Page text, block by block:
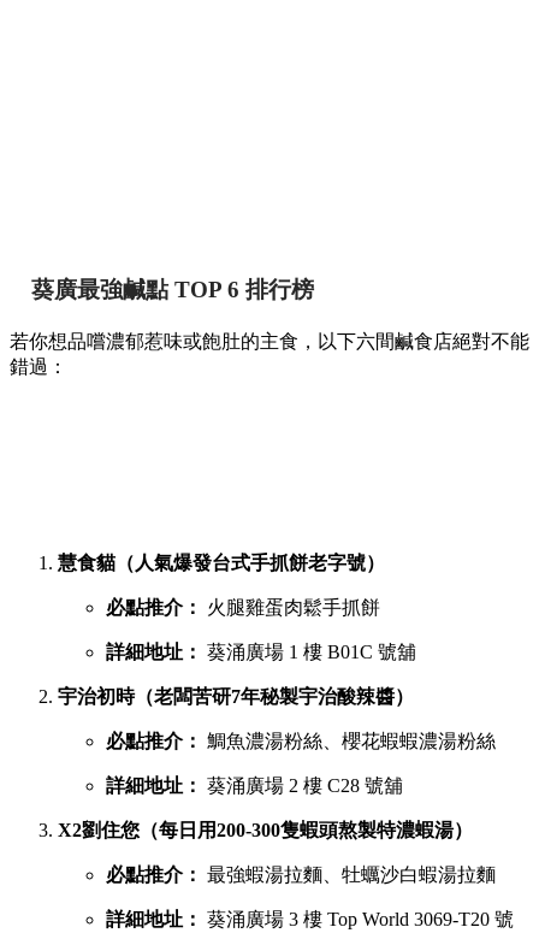
葵廣最強鹹點 TOP 6 排行榜
若你想品嚐濃郁惹味或飽肚的主食，以下六間鹹食店絕對不能
錯過：
慧食貓（人氣爆發台式手抓餅老字號）
必點推介： 火腿雞蛋肉鬆手抓餅
詳細地址： 葵涌廣場 1 樓 B01C 號舖
宇治初時（老闆苦研7年秘製宇治酸辣醬）
必點推介： 鯛魚濃湯粉絲、櫻花蝦蝦濃湯粉絲
詳細地址： 葵涌廣場 2 樓 C28 號舖
X2劉住您（每日用200-300隻蝦頭熬製特濃蝦湯）
必點推介： 最強蝦湯拉麵、牡蠣沙白蝦湯拉麵
詳細地址： 葵涌廣場 3 樓 Top World 3069-T20 號